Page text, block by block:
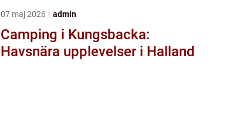
07 maj 2026 admin
Camping i Kungsbacka:
Havsnära upplevelser i Halland